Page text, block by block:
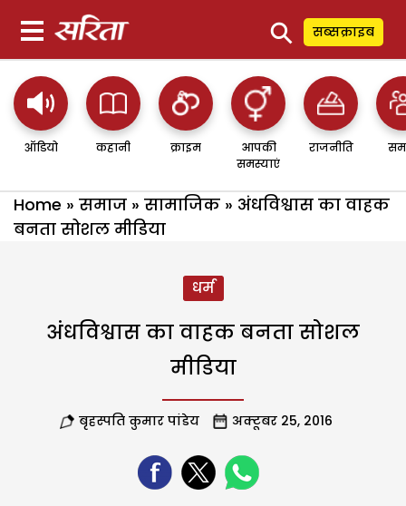
⚲ सब्सक्राइब
ऑडियो कहानी क्राइम
आपकी
समस्याएं
राजनीति
Home » समाज » सामाजिक » अंधविश्वास का वाहक
बनता सोशल मीडिया
धर्म
अंधविश्वास का वाहक बनता सोशल
मीडिया
बृहस्पति कुमार पांडेय अक्टूबर 25, 2016